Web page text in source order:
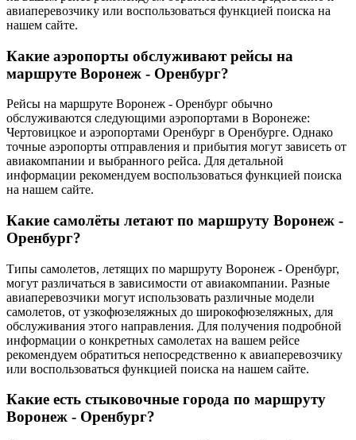
авиаперевозчику или воспользоваться функцией поиска на
нашем сайте.
Какие аэропорты обслуживают рейсы на
маршруте Воронеж - Оренбург?
Рейсы на маршруте Воронеж - Оренбург обычно
обслуживаются следующими аэропортами в Воронеже:
Чертовицкое и аэропортами Оренбург в Оренбурге. Однако
точные аэропорты отправления и прибытия могут зависеть от
авиакомпании и выбранного рейса. Для детальной
информации рекомендуем воспользоваться функцией поиска
на нашем сайте.
Какие самолёты летают по маршруту Воронеж -
Оренбург?
Типы самолетов, летящих по маршруту Воронеж - Оренбург,
могут различаться в зависимости от авиакомпании. Разные
авиаперевозчики могут использовать различные модели
самолетов, от узкофюзеляжных до широкофюзеляжных, для
обслуживания этого направления. Для получения подробной
информации о конкретных самолетах на вашем рейсе
рекомендуем обратиться непосредственно к авиаперевозчику
или воспользоваться функцией поиска на нашем сайте.
Какие есть стыковочные города по маршруту
Воронеж - Оренбург?